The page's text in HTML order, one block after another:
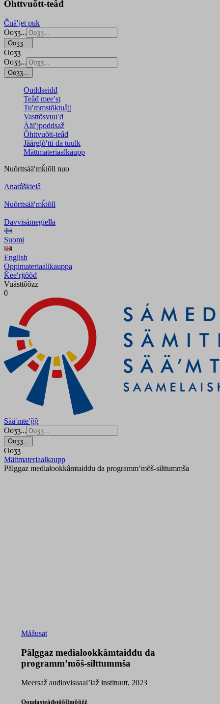
Õhttvuõtt-teâđ
Čuäʹjet puk
Ooʒʒ...
Ooʒʒ...
Ooʒʒ
Ooʒʒ...
Ooʒʒ...
Ouddseidd
Teâđ meeʹst
Tuʹmmstõktuâjj
Vasttõsvuuʹd
Ääiʹjpoddsaž
Õhttvuõtt-teâđ
Jåårǥlõʹtti da tuulk
Mättmateriaalkaupp
Nuõrttsääʹmǩiõll nuo
Anarâškielâ
Nuõrttsääʹmǩiõll
Davvisámegiella
Suomi
English
Oppimateriaalikauppa
Ǩeeʹrjtõõđ
Vuästtõõzz
0
Sääʹmteʹǧǧ
Ooʒʒ...
Ooʒʒ...
Ooʒʒ
Mättmateriaalkaupp
Pälggaz medialookkâmtaiddu da programmʼmõš-silttummša
Mååusat
Pälggaz medialookkâmtaiddu da
programmʼmõš-silttummša
Meersaž audiovisuaalʼlaž instituutt, 2023
Ooudasteâđstõõllmõõžž